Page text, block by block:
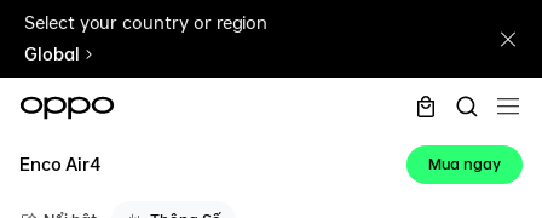
Select your country or region
Global
Enco Air4 Mua ngay